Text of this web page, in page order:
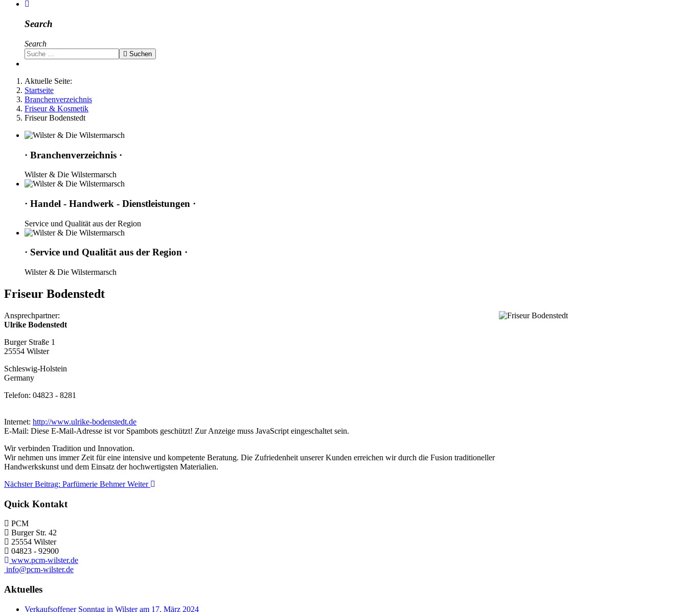
Search
Search
Suchen
Aktuelle Seite:
Startseite
Branchenverzeichnis
Friseur & Kosmetik
Friseur Bodenstedt
· Branchenverzeichnis ·
Wilster & Die Wilstermarsch
· Handel - Handwerk - Dienstleistungen ·
Service und Qualität aus der Region
· Service und Qualität aus der Region ·
Wilster & Die Wilstermarsch
Friseur Bodenstedt
Ansprechpartner:
Ulrike Bodenstedt
Burger Straße 1
25554 Wilster
Schleswig-Holstein
Germany
Telefon: 04823 - 8281
Internet: http://www.ulrike-bodenstedt.de
E-Mail: Diese E-Mail-Adresse ist vor Spambots geschützt! Zur Anzeige muss JavaScript eingeschaltet sein.
Wir verbinden Tradition und Innovation.
Wir nehmen uns immer Zeit für eine intensive und kompetente Beratung. Die Zufriedenheit unserer Kunden erreichen wir durch die Fusion traditioneller
Handwerkskunst und dem Einsatz der hochwertigsten Materialien.
Nächster Beitrag: Parfümerie BehmerWeiter
Quick Kontakt
PCM
Burger Str. 42
25554 Wilster
04823 - 92900
www.pcm-wilster.de
info@pcm-wilster.de
Aktuelles
Verkaufsoffener Sonntag in Wilster am 17. März 2024